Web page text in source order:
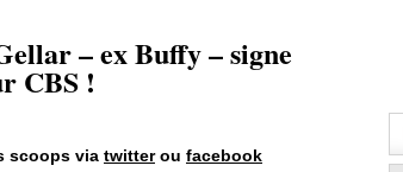
– ex Buffy – signe
CBS !
scoops via twitterou facebook